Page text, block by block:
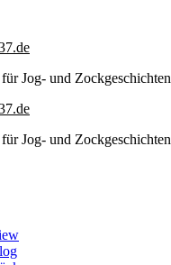
Jog- und Zockgeschichten
Jog- und Zockgeschichten